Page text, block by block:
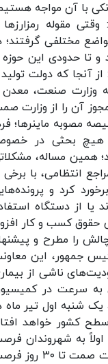
با آن مواجه هستیم،
مقوله رمزارزها و
مختلفی گرفتند؛ در
گذراند و تا حدودی این حوزه را
آنجا که دولت تولید و
وزارت صنعت، معدن و
آن را از وزارت صمت
مصوبه ماینرها؛ فردا
هیچ بحثی در خصوص
همین مساله، مشکلاتی
انتظامی، با برخی از
کرد و پرونده‌هایی
از دستگاه استفاده
حقوق کسب و کار افزود:
را مطرح و پیشنهاد
جمهور، این معاونت
ناشی از بیماری
سرعت در کمیسیون
شنبه اول تیر ماه در
کشور خواهد افتاد.
اولاً به شهروندان فرصت
خوداظهاری داده شده است؛ یعنی دارندگان دستگاه ماینر از تاریخ اعلام وزارت صمت تا ۳۰ روز فرصت